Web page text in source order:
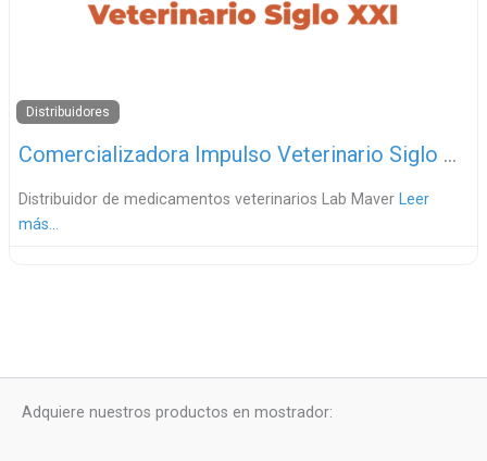
Distribuidores
Comercializadora Impulso Veterinario Siglo XXI
Distribuidor de medicamentos veterinarios Lab Maver Leer
más…
Adquiere nuestros productos en mostrador: